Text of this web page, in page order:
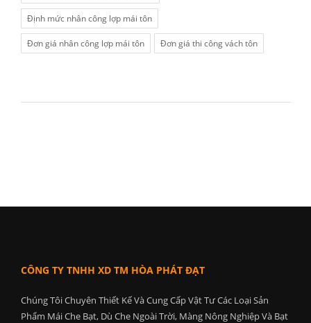
Định mức nhân công lợp mái tôn
Đơn giá nhân công lợp mái tôn Đơn giá thi công vách tôn
CÔNG TY TNHH XD TM HÒA PHÁT ĐẠT
Chúng Tôi Chuyên Thiết Kế Và Cung Cấp Vật Tư Các Loại Sản
Phẩm Mái Che Bạt, Dù Che Ngoài Trời, Màng Nông Nghiệp Và Bạt